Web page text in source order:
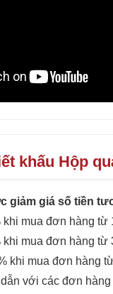
khấu Hộp
giảm giá số tiền
khi mua đơn hàng từ
khi mua đơn hàng từ
khi mua đơn hàng
với các đơn